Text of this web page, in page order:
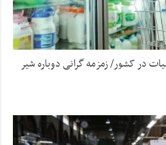
در کشور/ زمزمه گرانی دوباره شیر